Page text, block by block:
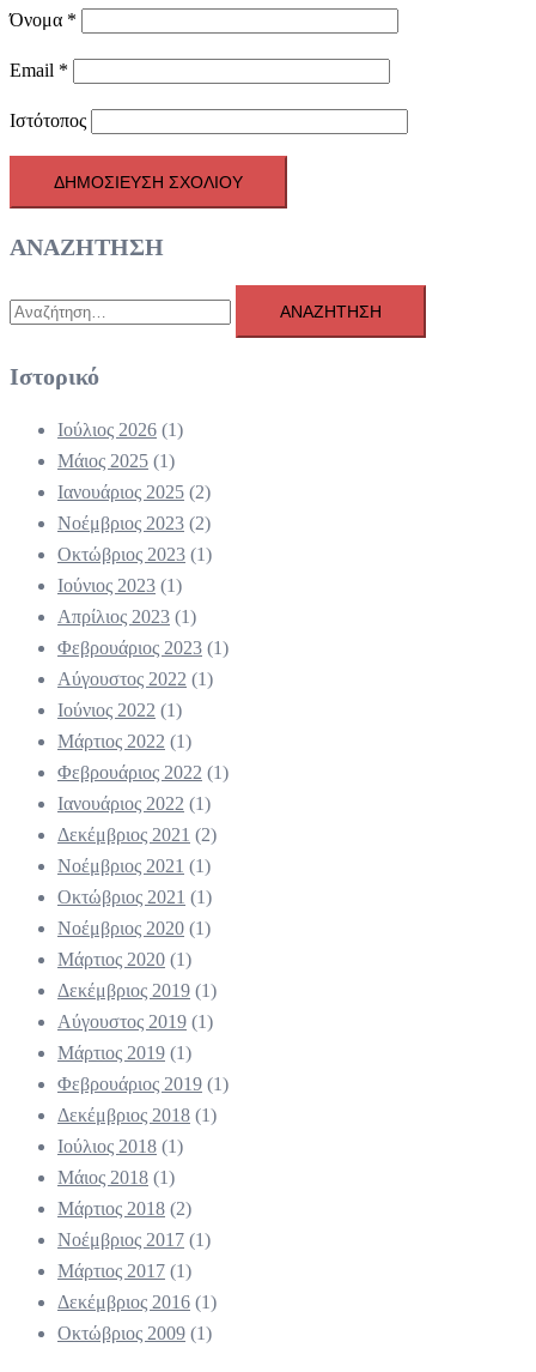
Όνομα *
Email *
Ιστότοπος
ΑΝΑΖΗΤΗΣΗ
Αναζήτηση
για:
Ιστορικό
Ιούλιος 2026 (1)
Μάιος 2025 (1)
Ιανουάριος 2025 (2)
Νοέμβριος 2023 (2)
Οκτώβριος 2023 (1)
Ιούνιος 2023 (1)
Απρίλιος 2023 (1)
Φεβρουάριος 2023 (1)
Αύγουστος 2022 (1)
Ιούνιος 2022 (1)
Μάρτιος 2022 (1)
Φεβρουάριος 2022 (1)
Ιανουάριος 2022 (1)
Δεκέμβριος 2021 (2)
Νοέμβριος 2021 (1)
Οκτώβριος 2021 (1)
Νοέμβριος 2020 (1)
Μάρτιος 2020 (1)
Δεκέμβριος 2019 (1)
Αύγουστος 2019 (1)
Μάρτιος 2019 (1)
Φεβρουάριος 2019 (1)
Δεκέμβριος 2018 (1)
Ιούλιος 2018 (1)
Μάιος 2018 (1)
Μάρτιος 2018 (2)
Νοέμβριος 2017 (1)
Μάρτιος 2017 (1)
Δεκέμβριος 2016 (1)
Οκτώβριος 2009 (1)